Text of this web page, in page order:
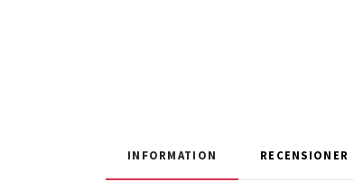
INFORMATION RECENSIONER